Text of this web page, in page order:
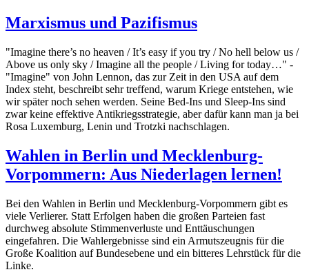
Marxismus und Pazifismus
"Imagine there’s no heaven / It’s easy if you try / No hell below us /
Above us only sky / Imagine all the people / Living for today…" -
"Imagine" von John Lennon, das zur Zeit in den USA auf dem
Index steht, beschreibt sehr treffend, warum Kriege entstehen, wie
wir später noch sehen werden. Seine Bed-Ins und Sleep-Ins sind
zwar keine effektive Antikriegsstrategie, aber dafür kann man ja bei
Rosa Luxemburg, Lenin und Trotzki nachschlagen.
Wahlen in Berlin und Mecklenburg-
Vorpommern: Aus Niederlagen lernen!
Bei den Wahlen in Berlin und Mecklenburg-Vorpommern gibt es
viele Verlierer. Statt Erfolgen haben die großen Parteien fast
durchweg absolute Stimmenverluste und Enttäuschungen
eingefahren. Die Wahlergebnisse sind ein Armutszeugnis für die
Große Koalition auf Bundesebene und ein bitteres Lehrstück für die
Linke.